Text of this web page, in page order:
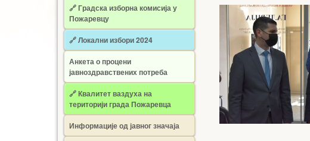
🔗Градска изборна комисија у
Пожаревцу
🔗 Локални избори 2024
Анкета о процени
јавноздравствених потреба
🔗 Квалитет ваздуха на
територији града Пожаревца
Информације од јавног значаја